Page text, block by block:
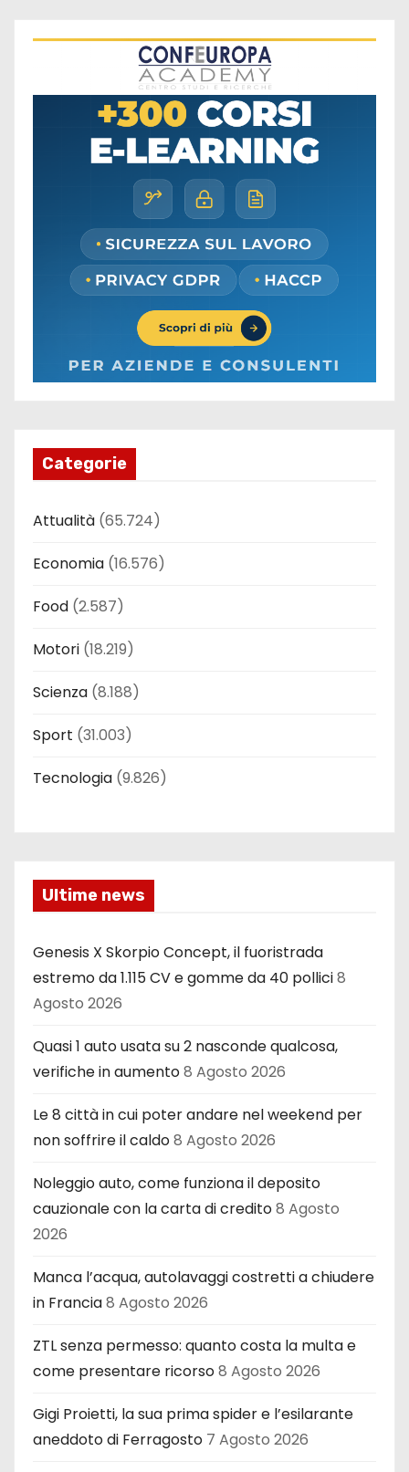
Categorie
Attualità (65.724)
Economia (16.576)
Food (2.587)
Motori (18.219)
Scienza (8.188)
Sport (31.003)
Tecnologia (9.826)
Ultime news
Genesis X Skorpio Concept, il fuoristrada
estremo da 1.115 CV e gomme da 40 pollici8
Agosto 2026
Quasi 1 auto usata su 2 nasconde qualcosa,
verifiche in aumento8 Agosto 2026
Le 8 città in cui poter andare nel weekend per
non soffrire il caldo8 Agosto 2026
Noleggio auto, come funziona il deposito
cauzionale con la carta di credito8 Agosto
2026
Manca l’acqua, autolavaggi costretti a chiudere
in Francia8 Agosto 2026
ZTL senza permesso: quanto costa la multa e
come presentare ricorso8 Agosto 2026
Gigi Proietti, la sua prima spider e l’esilarante
aneddoto di Ferragosto 7 Agosto 2026